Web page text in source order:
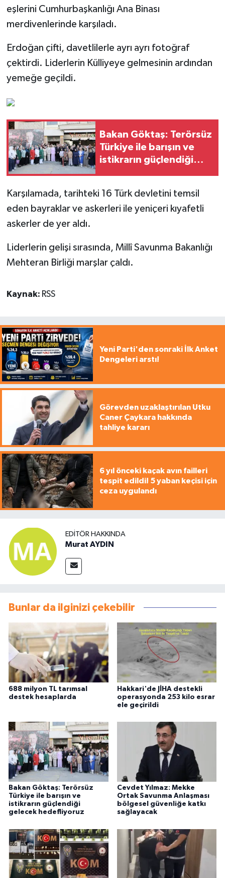
eşlerini Cumhurbaşkanlığı Ana Binası
merdivenlerinde karşıladı.
Erdoğan çifti, davetlilerle ayrı ayrı fotoğraf
çektirdi. Liderlerin Külliyeye gelmesinin ardından
yemeğe geçildi.
Bakan Göktaş: Terörsüz
Türkiye ile barışın ve
istikrarın güçlendiği
Karşılamada, tarihteki 16 Türk devletini temsil
eden bayraklar ve askerleri ile yeniçeri kıyafetli
askerler de yer aldı.
Liderlerin gelişi sırasında, Millî Savunma Bakanlığı
Mehteran Birliği marşlar çaldı.
Kaynak: RSS
Yeni Parti'den sonraki İlk Anket
Dengeleri arstı!
Görevden uzaklaştırılan Utku
Caner Çaykara hakkında
tahliye kararı
6 yıl önceki kaçak avın failleri
tespit edildi! 5 yaban keçisi için
ceza uygulandı
EDITÖR HAKKINDA
Murat AYDIN
Bunlar da ilginizi çekebilir
688 milyon TL tarımsal
destek hesaplarda
Hakkari'de JİHA destekli
operasyonda 253 kilo esrar
ele geçirildi
Bakan Göktaş: Terörsüz
Türkiye ile barışın ve
istikrarın güçlendiği
gelecek hedefliyoruz
Cevdet Yılmaz: Mekke
Ortak Savunma Anlaşması
bölgesel güvenliğe katkı
sağlayacak